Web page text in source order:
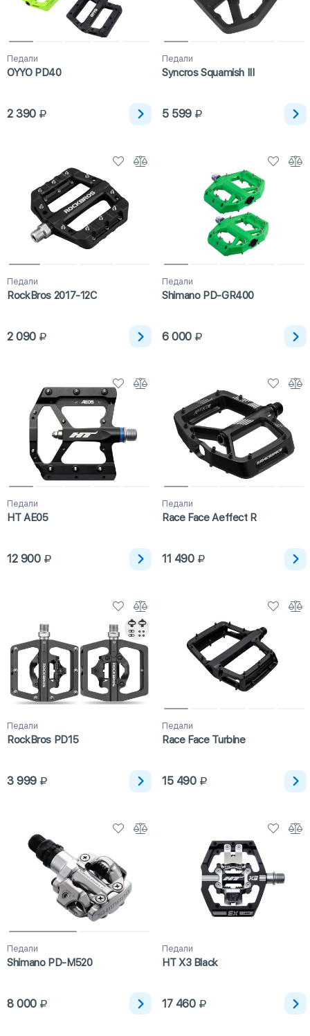
Педали
OYYO PD40
2 390
Педали
Syncros Squamish III
5 599
Педали
RockBros 2017-12C
2 090
Педали
Shimano PD-GR400
6 000
Педали
HT AE05
12 900
Педали
Race Face Aeffect R
11 490
Педали
RockBros PD15
3 999
Педали
Race Face Turbine
15 490
Педали
Shimano PD-M520
8 000
Педали
HT X3 Black
17 460